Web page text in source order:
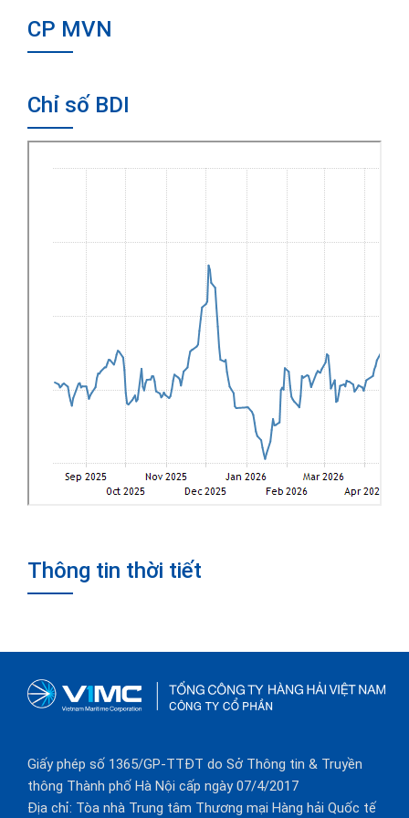
CP MVN
Chỉ số BDI
Thông tin thời tiết
Giấy phép số 1365/GP-TTĐT do Sở Thông tin & Truyền
thông Thành phố Hà Nội cấp ngày 07/4/2017
Địa chỉ: Tòa nhà Trung tâm Thương mại Hàng hải Quốc tế